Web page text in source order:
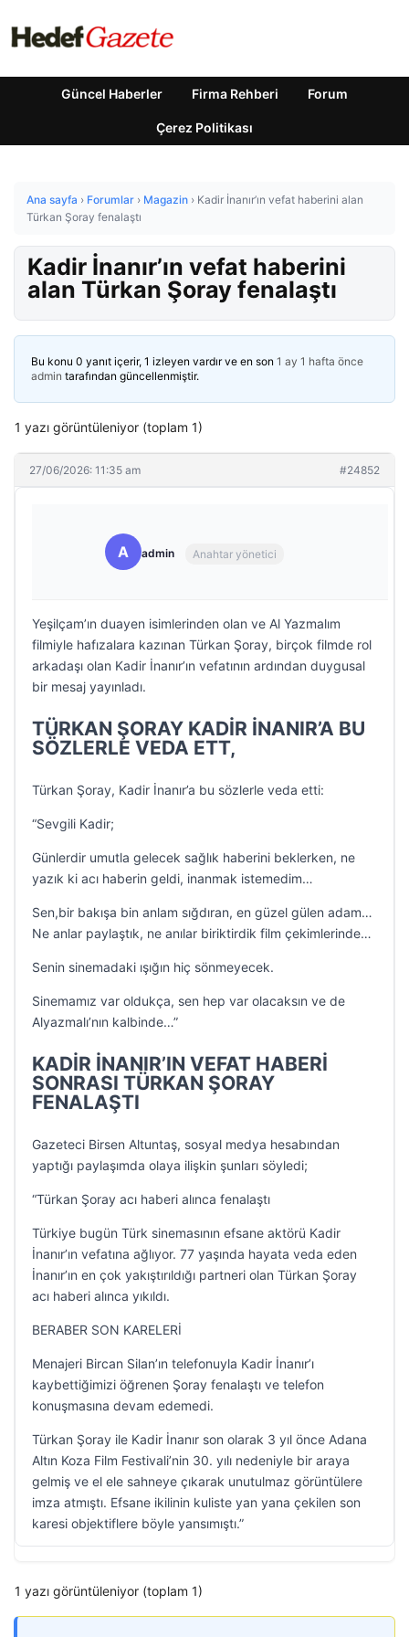
Güncel Haberler Firma Rehberi Forum
Çerez Politikası
Ana sayfa › Forumlar › Magazin › Kadir İnanır’ın vefat haberini alan
Türkan Şoray fenalaştı
Kadir İnanır’ın vefat haberini
alan Türkan Şoray fenalaştı
Bu konu 0 yanıt içerir, 1 izleyen vardır ve en son 1 ay 1 hafta önce
admin tarafından güncellenmiştir.
1 yazı görüntüleniyor (toplam 1)
27/06/2026: 11:35 am #24852
A admin Anahtar yönetici
Yeşilçam’ın duayen isimlerinden olan ve Al Yazmalım
filmiyle hafızalara kazınan Türkan Şoray, birçok filmde rol
arkadaşı olan Kadir İnanır’ın vefatının ardından duygusal
bir mesaj yayınladı.
TÜRKAN ŞORAY KADİR İNANIR’A BU
SÖZLERLE VEDA ETT,
Türkan Şoray, Kadir İnanır’a bu sözlerle veda etti:
“Sevgili Kadir;
Günlerdir umutla gelecek sağlık haberini beklerken, ne
yazık ki acı haberin geldi, inanmak istemedim…
Sen,bir bakışa bin anlam sığdıran, en güzel gülen adam…
Ne anlar paylaştık, ne anılar biriktirdik film çekimlerinde…
Senin sinemadaki ışığın hiç sönmeyecek.
Sinemamız var oldukça, sen hep var olacaksın ve de
Alyazmalı’nın kalbinde…”
KADİR İNANIR’IN VEFAT HABERİ
SONRASI TÜRKAN ŞORAY
FENALAŞTI
Gazeteci Birsen Altuntaş, sosyal medya hesabından
yaptığı paylaşımda olaya ilişkin şunları söyledi;
“Türkan Şoray acı haberi alınca fenalaştı
Türkiye bugün Türk sinemasının efsane aktörü Kadir
İnanır’ın vefatına ağlıyor. 77 yaşında hayata veda eden
İnanır’ın en çok yakıştırıldığı partneri olan Türkan Şoray
acı haberi alınca yıkıldı.
BERABER SON KARELERİ
Menajeri Bircan Silan’ın telefonuyla Kadir İnanır’ı
kaybettiğimizi öğrenen Şoray fenalaştı ve telefon
konuşmasına devam edemedi.
Türkan Şoray ile Kadir İnanır son olarak 3 yıl önce Adana
Altın Koza Film Festivali’nin 30. yılı nedeniyle bir araya
gelmiş ve el ele sahneye çıkarak unutulmaz görüntülere
imza atmıştı. Efsane ikilinin kuliste yan yana çekilen son
karesi objektiflere böyle yansımıştı.”
1 yazı görüntüleniyor (toplam 1)